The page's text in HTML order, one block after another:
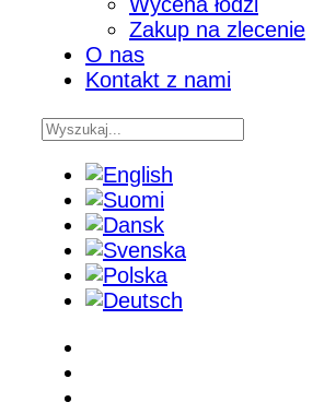
Zakup na zlecenie
O nas
Kontakt z nami